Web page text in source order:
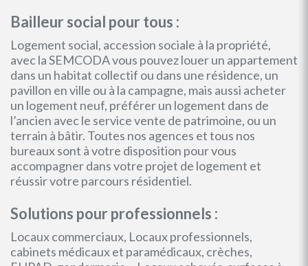
Bailleur social pour tous :
Logement social, accession sociale à la propriété,
avec la SEMCODA vous pouvez louer un appartement
dans un habitat collectif ou dans une résidence, un
pavillon en ville ou à la campagne, mais aussi acheter
un logement neuf, préférer un logement dans de
l’ancien avec le service vente de patrimoine, ou un
terrain à bâtir. Toutes nos agences et tous nos
bureaux sont à votre disposition pour vous
accompagner dans votre projet de logement et
réussir votre parcours résidentiel.
Solutions pour professionnels :
Locaux commerciaux, Locaux professionnels,
cabinets médicaux et paramédicaux, crèches,